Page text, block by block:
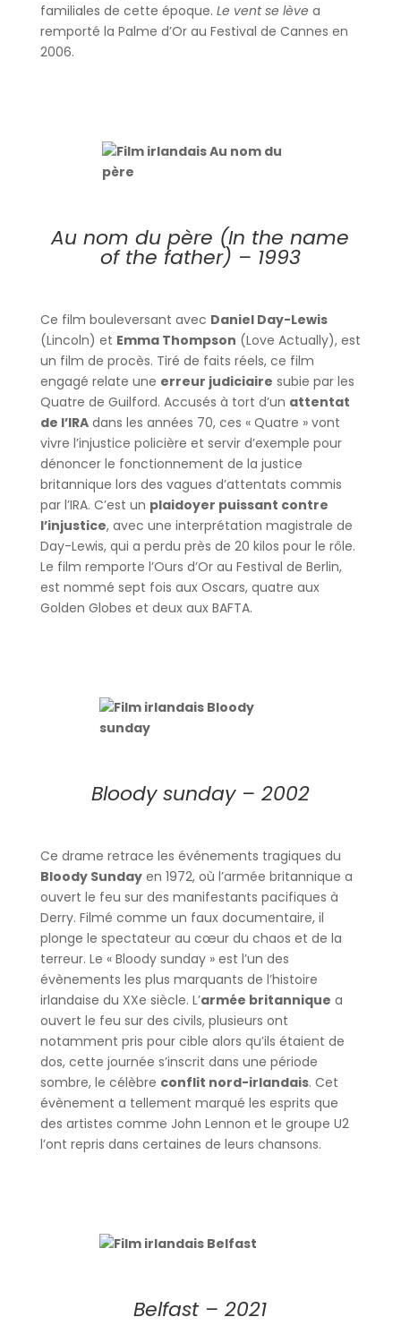
familiales de cette époque. Le vent se lève a
remporté la Palme d’Or au Festival de Cannes en
2006.
Au nom du père (In the name
of the father) – 1993
Ce film bouleversant avec Daniel Day-Lewis
(Lincoln) et Emma Thompson (Love Actually), est
un film de procès. Tiré de faits réels, ce film
engagé relate une erreur judiciaire subie par les
Quatre de Guilford. Accusés à tort d’un attentat
de l’IRAdans les années 70, ces « Quatre » vont
vivre l’injustice policière et servir d’exemple pour
dénoncer le fonctionnement de la justice
britannique lors des vagues d’attentats commis
par l’IRA. C’est un plaidoyer puissant contre
l’injustice, avec une interprétation magistrale de
Day-Lewis, qui a perdu près de 20 kilos pour le rôle.
Le film remporte l’Ours d’Or au Festival de Berlin,
est nommé sept fois aux Oscars, quatre aux
Golden Globes et deux aux BAFTA.
Bloody sunday – 2002
Ce drame retrace les événements tragiques du
Bloody Sundayen 1972, où l’armée britannique a
ouvert le feu sur des manifestants pacifiques à
Derry. Filmé comme un faux documentaire, il
plonge le spectateur au cœur du chaos et de la
terreur. Le « Bloody sunday » est l’un des
évènements les plus marquants de l’histoire
irlandaise du XXe siècle. L’armée britannique a
ouvert le feu sur des civils, plusieurs ont
notamment pris pour cible alors qu’ils étaient de
dos, cette journée s’inscrit dans une période
sombre, le célèbre conflit nord-irlandais. Cet
évènement a tellement marqué les esprits que
des artistes comme John Lennon et le groupe U2
l’ont repris dans certaines de leurs chansons.
Belfast – 2021